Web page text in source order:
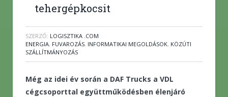
tehergépkocsit
SZERZŐ: LOGISZTIKA .COM
ENERGIA, FUVAROZÁS, INFORMATIKAI MEGOLDÁSOK, KÖZÚTI
SZÁLLÍTMÁNYOZÁS
Még az idei év során a DAF Trucks a VDL
cégcsoporttal együttműködésben élenjáró